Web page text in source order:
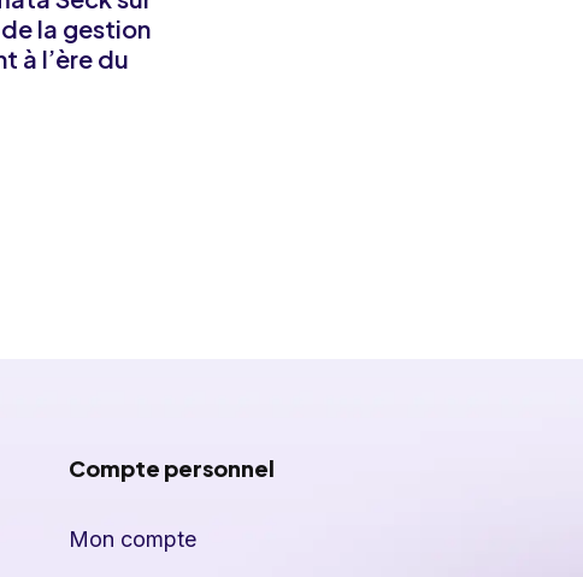
la gestion
à l’ère du
Compte personnel
Mon compte